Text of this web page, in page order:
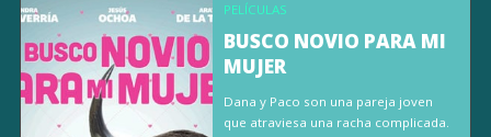
PELÍCULAS
BUSCO NOVIO PARA MI
MUJER
Dana y Paco son una pareja joven
que atraviesa una racha complicada.